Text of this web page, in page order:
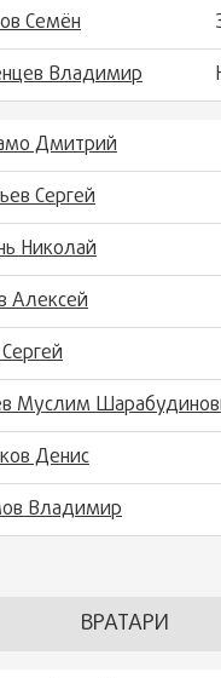
Семён
Владимир
Дмитрий
Сергей
Николай
Алексей
Муслим
Денис
Владимир
ВРАТАРИ